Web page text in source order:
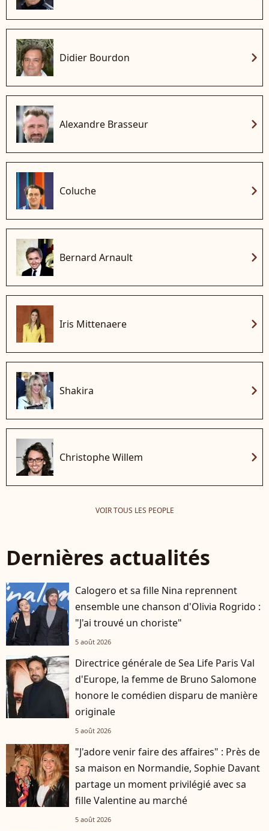
Didier Bourdon chevron_right
Alexandre Brasseur chevron_right
Coluche chevron_right
Bernard Arnault chevron_right
Iris Mittenaere chevron_right
Shakira chevron_right
Christophe Willem chevron_right
VOIR TOUS LES PEOPLE
Dernières actualités
Calogero et sa fille Nina reprennent
ensemble une chanson d'Olivia Rogrido :
"J'ai trouvé un choriste"
5 août 2026
Directrice générale de Sea Life Paris Val
d'Europe, la femme de Bruno Salomone
honore le comédien disparu de manière
originale
5 août 2026
"J'adore venir faire des affaires" : Près de
sa maison en Normandie, Sophie Davant
partage un moment privilégié avec sa
fille Valentine au marché
5 août 2026